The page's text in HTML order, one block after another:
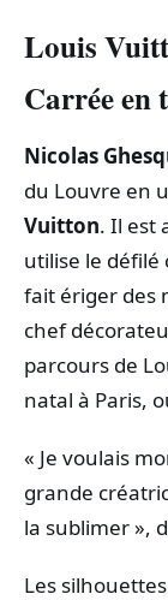
Louis
Carrée en
Nicolas
du Louvre en
Vuitton. Il est
utilise le défilé
fait ériger des
chef
parcours de
natal à Paris,
« Je voulais
grande
la sublimer »,
Les